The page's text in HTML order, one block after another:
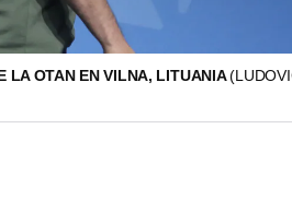
LA OTAN EN VILNA, LITUANIA